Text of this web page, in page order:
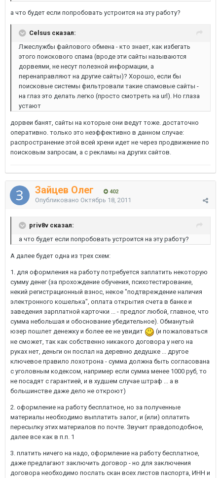
а что будет если попробовать устроится на эту работу?
Celsus сказал:
Лжеслужбы файлового обмена - кто знает, как избегать
этого поискового спама (вроде эти сайты называются
дорвеями, не несут полезной информации, а
перенаправляют на другие сайты)? Хорошо, если бы
поисковые системы фильтровали такие спамовые сайты -
на глаз это делать легко (просто смотреть на url). Но глаза
устают
дорвеи банят, сайты на которые они ведут тоже. достаточно
оперативно. только это неэффективно в данном случае:
распространение этой всей хрени идет не через продвижение по
поисковым запросам, а с рекламы на других сайтов.
Зайцев Олег 402
Опубликовано Октябрь 18, 2011
priv8v сказал:
а что будет если попробовать устроится на эту работу?
А далее будет одна из трех схем:
1. для оформления на работу потребуется заплатить некоторую
сумму денег (за прохождение обучения, психотестирование,
некий регистрационный взнос, некое "подтвреждение наличия
электронного кошелька", оплата открытия счета в банке и
заведения зарплатной карточки ... - предлог любой, главное, что
сумма небольшая и обоснование убедительное). Обманутый
юзер пошлет денежку и более ее не увидит
(и пожаловаться
не сможет, так как собственно никакого договора у него на
руках нет, деньги он послал на деревню дедушке ... другое
ключевое правило лохотрона - сумма должна быть согласована
с уголовным кодексом, например если сумма менее 1000 руб, то
не посадят с гарантией, и в худшем случае штраф ... а в
большинстве даже дело не откроют)
2. оформление на работу бесплатное, но за полученные
материалы необходимо выплатить залог, и (или) оплатить
пересылку этих материалов по почте. Звучит правдоподобное,
далее все как в п.п. 1
3. платить ничего на надо, оформление на работу бесплатное,
даже предлагают заключить договор - но для заключения
договора необходимо послать скан всех листов паспорта, ИНН и